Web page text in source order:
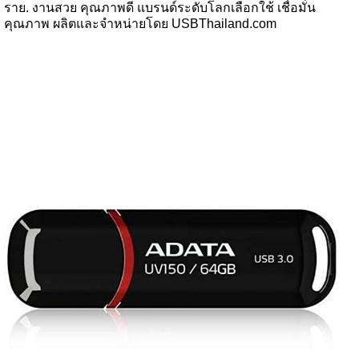
ราย. งานสวย คุณภาพดี แบรนด์ระดับโลกเลือกใช้ เชื่อมั่น
คุณภาพ ผลิตและจำหน่ายโดย USBThailand.com